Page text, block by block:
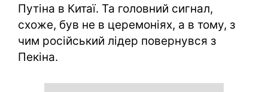
Путіна в Китаї. Та головний сигнал,
схоже, був не в церемоніях, а в тому, з
чим російський лідер повернувся з
Пекіна.